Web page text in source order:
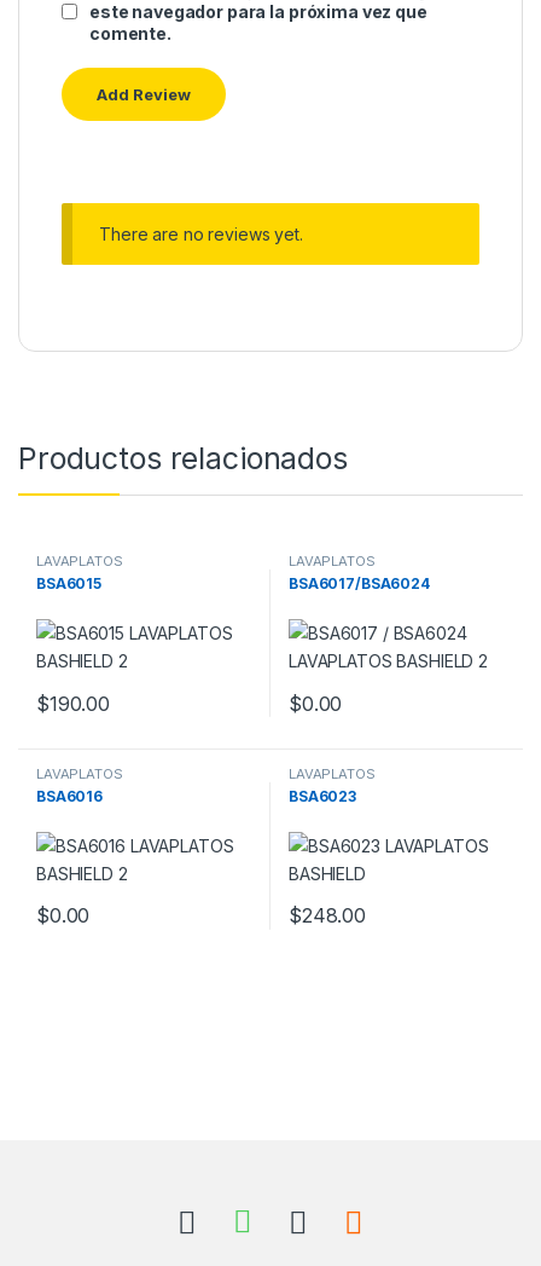
este navegador para la próxima vez que
comente.
There are no reviews yet.
Productos relacionados
LAVAPLATOS
BSA6015
$190.00
LAVAPLATOS
BSA6017/BSA6024
$0.00
LAVAPLATOS
BSA6016
$0.00
LAVAPLATOS
BSA6023
$248.00